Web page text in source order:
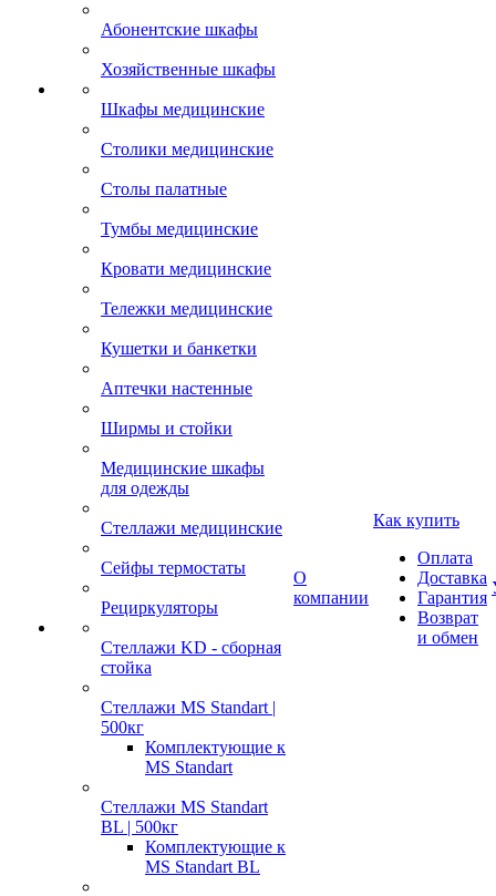
Абонентские шкафы
Хозяйственные шкафы
Шкафы медицинские
Столики медицинские
Столы палатные
Тумбы медицинские
Кровати медицинские
Тележки медицинские
Кушетки и банкетки
Аптечки настенные
Ширмы и стойки
Медицинские шкафы
для одежды
Стеллажи медицинские
Сейфы термостаты
Рециркуляторы
Стеллажи KD - сборная
стойка
Стеллажи MS Standart |
500кг
Комплектующие к
MS Standart
Стеллажи MS Standart
BL | 500кг
Комплектующие к
MS Standart BL
О
компании
Как купить
Оплата
Доставка
Гарантия
Возврат
и обмен